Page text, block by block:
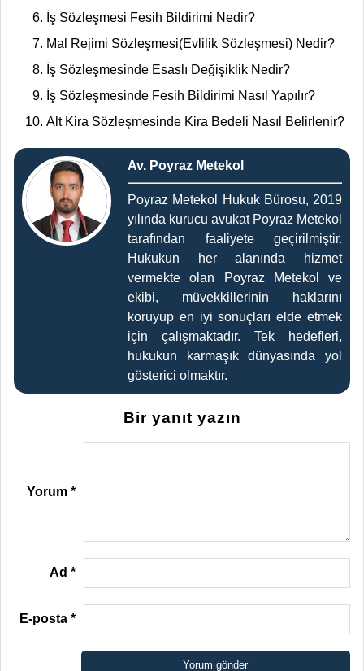
İş Sözleşmesi Fesih Bildirimi Nedir?
Mal Rejimi Sözleşmesi(Evlilik Sözleşmesi) Nedir?
İş Sözleşmesinde Esaslı Değişiklik Nedir?
İş Sözleşmesinde Fesih Bildirimi Nasıl Yapılır?
Alt Kira Sözleşmesinde Kira Bedeli Nasıl Belirlenir?
Av. Poyraz Metekol
Poyraz Metekol Hukuk Bürosu, 2019
yılında kurucu avukat Poyraz Metekol
tarafından faaliyete geçirilmiştir.
Hukukun her alanında hizmet
vermekte olan Poyraz Metekol ve
ekibi, müvekkillerinin haklarını
koruyup en iyi sonuçları elde etmek
için çalışmaktadır. Tek hedefleri,
hukukun karmaşık dünyasında yol
gösterici olmaktır.
Bir yanıt yazın
Yorum*
Ad*
E-posta*